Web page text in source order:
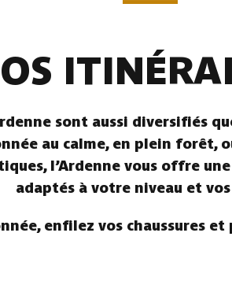
sont aussi diversifiés
au calme, en plein forêt,
l’Ardenne vous offre
adaptés à votre niveau et
enfilez vos chaussures